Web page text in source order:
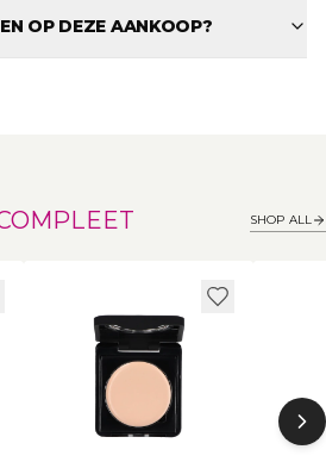
OP DEZE AANKOOP?
SHOP ALL